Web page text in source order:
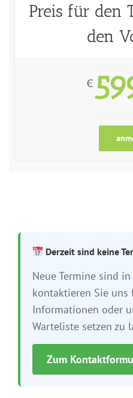
Preis für den
den
€
Derzeit sind keine
Neue Termine sind
kontaktieren Sie uns
Informationen oder
Warteliste setzen zu
Zum